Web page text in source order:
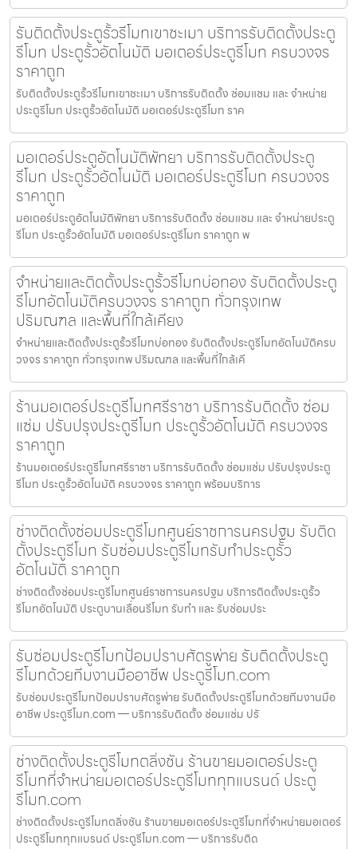
รับติดตั้งประตูรั้วรีโมทเขาชะเมา บริการรับติดตั้งประตู
รีโมท ประตูรั้วอัตโนมัติ มอเตอร์ประตูรีโมท ครบวงจร
ราคาถูก
รับติดตั้งประตูรั้วรีโมทเขาชะเมา บริการรับติดตั้ง ซ่อมแซม และ จำหน่าย
ประตูรีโมท ประตูรั้วอัตโนมัติ มอเตอร์ประตูรีโมท ราค
มอเตอร์ประตูอัตโนมัติพัทยา บริการรับติดตั้งประตู
รีโมท ประตูรั้วอัตโนมัติ มอเตอร์ประตูรีโมท ครบวงจร
ราคาถูก
มอเตอร์ประตูอัตโนมัติพัทยา บริการรับติดตั้ง ซ่อมแซม และ จำหน่ายประตู
รีโมท ประตูรั้วอัตโนมัติ มอเตอร์ประตูรีโมท ราคาถูก พ
จำหน่ายและติดตั้งประตูรั้วรีโมทบ่อทอง รับติดตั้งประตู
รีโมทอัตโนมัติครบวงจร ราคาถูก ทั่วกรุงเทพ
ปริมณฑล และพื้นที่ใกล้เคียง
จำหน่ายและติดตั้งประตูรั้วรีโมทบ่อทอง รับติดตั้งประตูรีโมทอัตโนมัติครบ
วงจร ราคาถูก ทั่วกรุงเทพ ปริมณฑล และพื้นที่ใกล้เคี
ร้านมอเตอร์ประตูรีโมทศรีราชา บริการรับติดตั้ง ซ่อม
แซ่ม ปรับปรุงประตูรีโมท ประตูรั้วอัตโนมัติ ครบวงจร
ราคาถูก
ร้านมอเตอร์ประตูรีโมทศรีราชา บริการรับติดตั้ง ซ่อมแซ่ม ปรับปรุงประตู
รีโมท ประตูรั้วอัตโนมัติ ครบวงจร ราคาถูก พร้อมบริการ
ช่างติดตั้งซ่อมประตูรีโมทศูนย์ราชการนครปฐม รับติด
ตั้งประตูรีโมท รับซ่อมประตูรีโมทรับทำประตูรั้ว
อัตโนมัติ ราคาถูก
ช่างติดตั้งซ่อมประตูรีโมทศูนย์ราชการนครปฐม บริการติดตั้งประตูรั้ว
รีโมทอัตโนมัติ ประตูบานเลื่อนรีโมท รับทำ และ รับซ่อมประ
รับซ่อมประตูรีโมทป้อมปราบศัตรูพ่าย รับติดตั้งประตู
รีโมทด้วยทีมงานมืออาชีพ ประตูรีโมท.com
รับซ่อมประตูรีโมทป้อมปราบศัตรูพ่าย รับติดตั้งประตูรีโมทด้วยทีมงานมือ
อาชีพ ประตูรีโมท.com — บริการรับติดตั้ง ซ่อมแซ่ม ปรั
ช่างติดตั้งประตูรีโมทตลิ่งชัน ร้านขายมอเตอร์ประตู
รีโมทที่จำหน่ายมอเตอร์ประตูรีโมททุกแบรนด์ ประตู
รีโมท.com
ช่างติดตั้งประตูรีโมทตลิ่งชัน ร้านขายมอเตอร์ประตูรีโมทที่จำหน่ายมอเตอร์
ประตูรีโมททุกแบรนด์ ประตูรีโมท.com — บริการรับติด